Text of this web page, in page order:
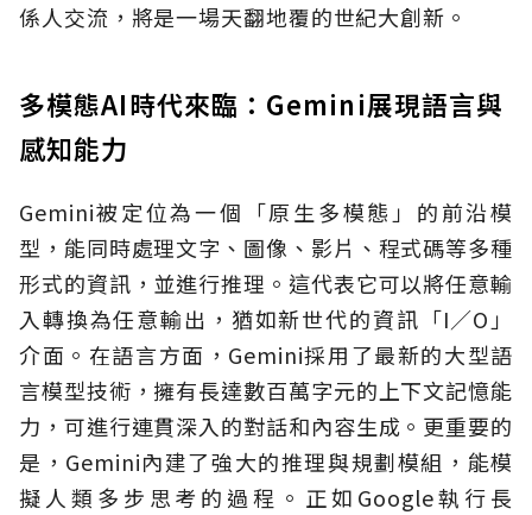
係人交流，將是一場天翻地覆的世紀大創新。
多模態AI時代來臨：Gemini展現語言與
感知能力
Gemini被定位為一個「原生多模態」的前沿模
型，能同時處理文字、圖像、影片、程式碼等多種
形式的資訊，並進行推理。這代表它可以將任意輸
入轉換為任意輸出，猶如新世代的資訊「I∕O」
介面。在語言方面，Gemini採用了最新的大型語
言模型技術，擁有長達數百萬字元的上下文記憶能
力，可進行連貫深入的對話和內容生成。更重要的
是，Gemini內建了強大的推理與規劃模組，能模
擬人類多步思考的過程。正如Google執行長